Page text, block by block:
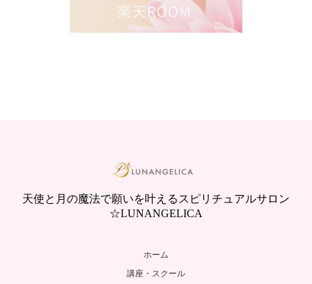
天使と月の魔法で願いを叶えるスピリチュアルサロン
☆LUNANGELICA
ホーム
講座・スクール